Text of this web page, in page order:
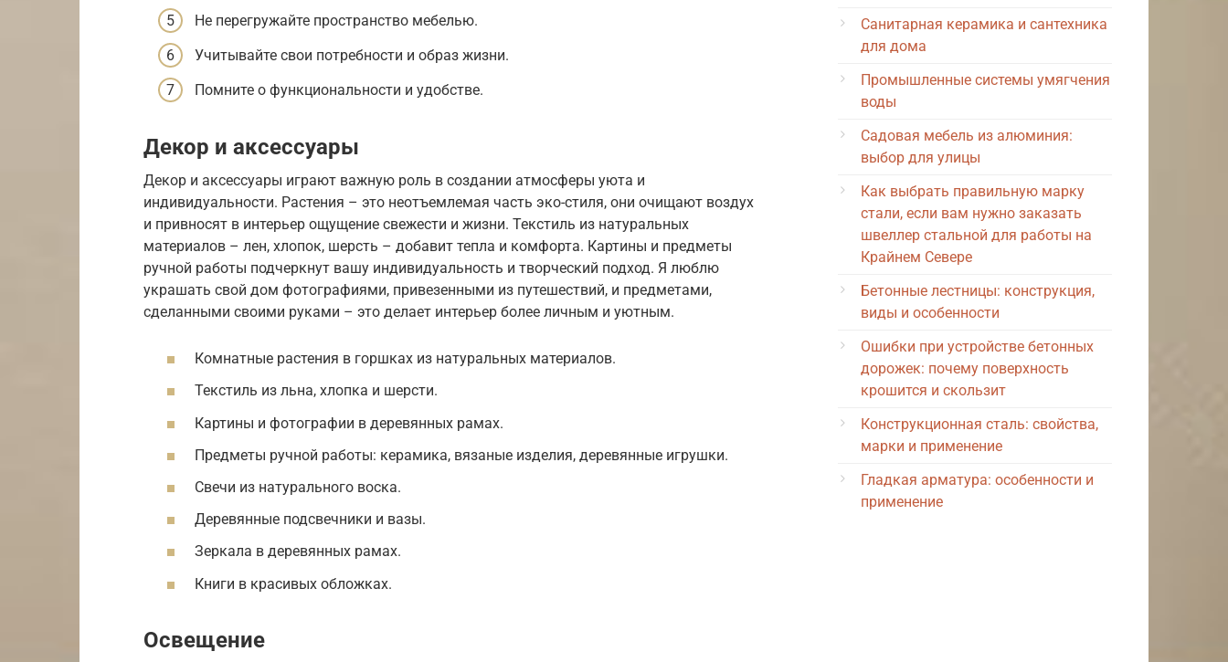
Не перегружайте пространство мебелью.
Учитывайте свои потребности и образ жизни.
Помните о функциональности и удобстве.
Декор и аксессуары
Декор и аксессуары играют важную роль в создании атмосферы уюта и
индивидуальности. Растения – это неотъемлемая часть эко-стиля, они очищают воздух
и привносят в интерьер ощущение свежести и жизни. Текстиль из натуральных
материалов – лен, хлопок, шерсть – добавит тепла и комфорта. Картины и предметы
ручной работы подчеркнут вашу индивидуальность и творческий подход. Я люблю
украшать свой дом фотографиями, привезенными из путешествий, и предметами,
сделанными своими руками – это делает интерьер более личным и уютным.
Комнатные растения в горшках из натуральных материалов.
Текстиль из льна, хлопка и шерсти.
Картины и фотографии в деревянных рамах.
Предметы ручной работы: керамика, вязаные изделия, деревянные игрушки.
Свечи из натурального воска.
Деревянные подсвечники и вазы.
Зеркала в деревянных рамах.
Книги в красивых обложках.
Освещение
Санитарная керамика и сантехника
для дома
Промышленные системы умягчения
воды
Садовая мебель из алюминия:
выбор для улицы
Как выбрать правильную марку
стали, если вам нужно заказать
швеллер стальной для работы на
Крайнем Севере
Бетонные лестницы: конструкция,
виды и особенности
Ошибки при устройстве бетонных
дорожек: почему поверхность
крошится и скользит
Конструкционная сталь: свойства,
марки и применение
Гладкая арматура: особенности и
применение